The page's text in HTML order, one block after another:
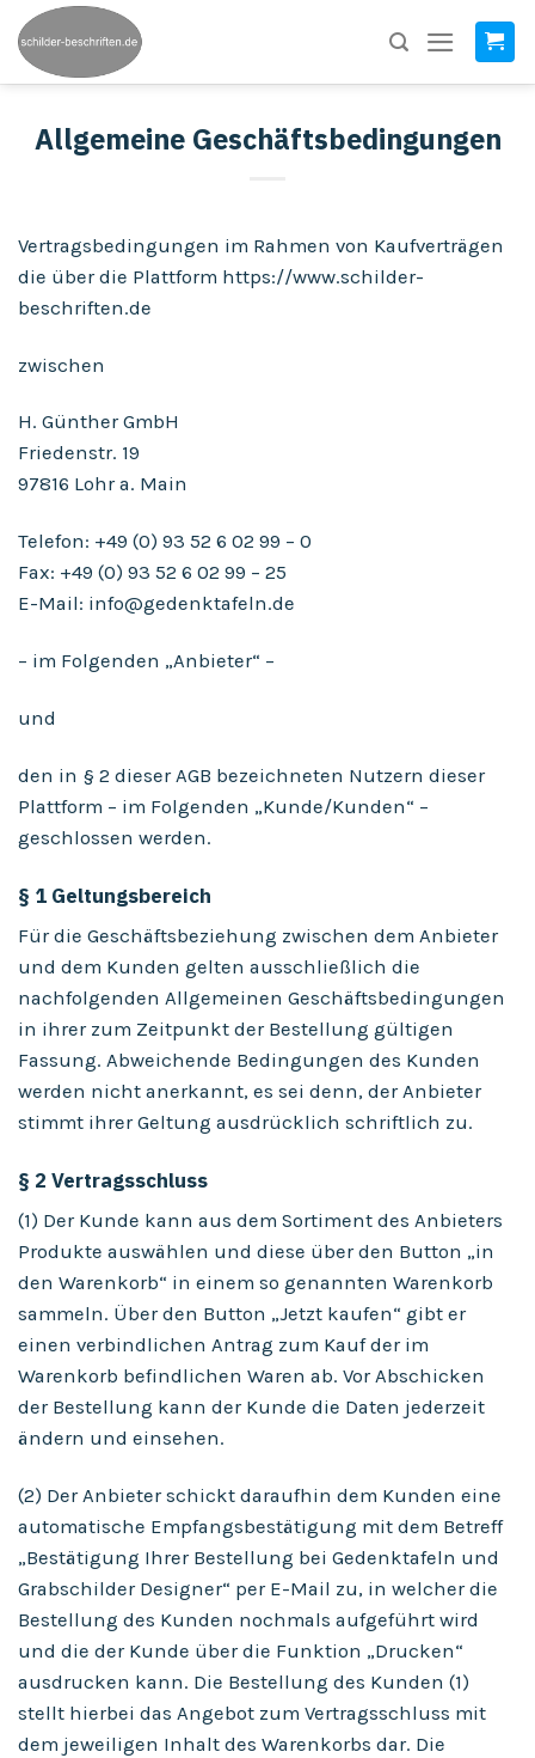
Skip
content
Allgemeine Geschäftsbedingungen
Vertragsbedingungen im Rahmen von Kaufverträgen
die über die Plattform https://www.schilder-
beschriften.de
zwischen
H. Günther GmbH
Friedenstr. 19
97816 Lohr a. Main
Telefon: +49 (0) 93 52 6 02 99 – 0
Fax: +49 (0) 93 52 6 02 99 – 25
E-Mail: info@gedenktafeln.de
– im Folgenden „Anbieter“ –
und
den in § 2 dieser AGB bezeichneten Nutzern dieser
Plattform – im Folgenden „Kunde/Kunden“ –
geschlossen werden.
§ 1 Geltungsbereich
Für die Geschäftsbeziehung zwischen dem Anbieter
und dem Kunden gelten ausschließlich die
nachfolgenden Allgemeinen Geschäftsbedingungen
in ihrer zum Zeitpunkt der Bestellung gültigen
Fassung. Abweichende Bedingungen des Kunden
werden nicht anerkannt, es sei denn, der Anbieter
stimmt ihrer Geltung ausdrücklich schriftlich zu.
§ 2 Vertragsschluss
(1) Der Kunde kann aus dem Sortiment des Anbieters
Produkte auswählen und diese über den Button „in
den Warenkorb“ in einem so genannten Warenkorb
sammeln. Über den Button „Jetzt kaufen“ gibt er
einen verbindlichen Antrag zum Kauf der im
Warenkorb befindlichen Waren ab. Vor Abschicken
der Bestellung kann der Kunde die Daten jederzeit
ändern und einsehen.
(2) Der Anbieter schickt daraufhin dem Kunden eine
automatische Empfangsbestätigung mit dem Betreff
„Bestätigung Ihrer Bestellung bei Gedenktafeln und
Grabschilder Designer“ per E-Mail zu, in welcher die
Bestellung des Kunden nochmals aufgeführt wird
und die der Kunde über die Funktion „Drucken“
ausdrucken kann. Die Bestellung des Kunden (1)
stellt hierbei das Angebot zum Vertragsschluss mit
dem jeweiligen Inhalt des Warenkorbs dar. Die